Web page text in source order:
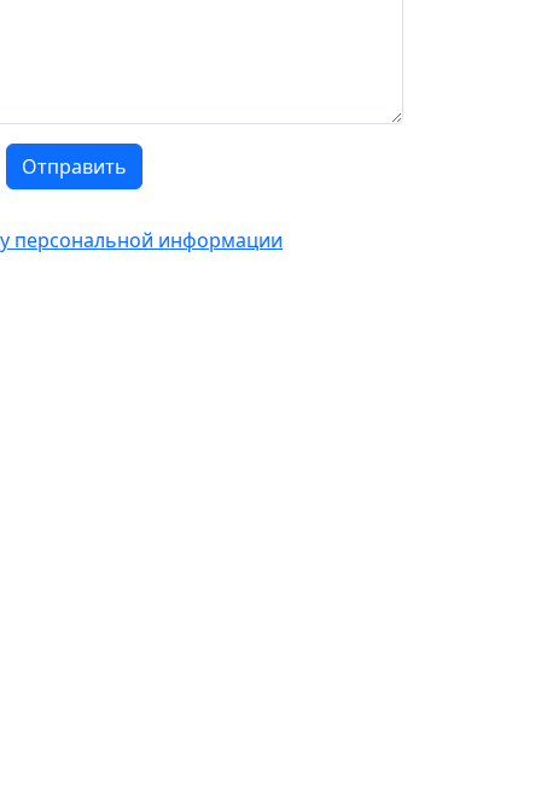
Отправить
персональной информации